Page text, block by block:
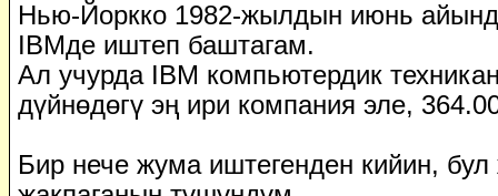
Нью-Йоркко 1982-жылдын июнь
IBMде иштеп баштагам.
Ал учурда IBM компьютердик
дүйнөдөгү эң ири компания эле,
Бир нече жума иштегенден кийин, бул